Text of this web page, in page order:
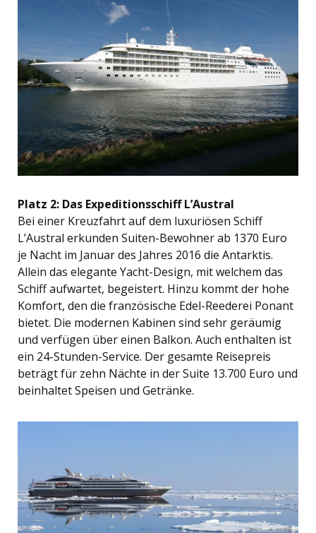
Platz 2: Das Expeditionsschiff L’Austral
Bei einer Kreuzfahrt auf dem luxuriösen Schiff
L’Austral erkunden Suiten-Bewohner ab 1370 Euro
je Nacht im Januar des Jahres 2016 die Antarktis.
Allein das elegante Yacht-Design, mit welchem das
Schiff aufwartet, begeistert. Hinzu kommt der hohe
Komfort, den die französische Edel-Reederei Ponant
bietet. Die modernen Kabinen sind sehr geräumig
und verfügen über einen Balkon. Auch enthalten ist
ein 24-Stunden-Service. Der gesamte Reisepreis
beträgt für zehn Nächte in der Suite 13.700 Euro und
beinhaltet Speisen und Getränke.